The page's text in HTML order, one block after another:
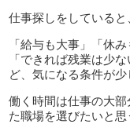
仕事探しをしていると
「給与も大事」「休
「できれば残業は少
ど、気になる条件が
働く時間は仕事の大
た職場を選びたいと思